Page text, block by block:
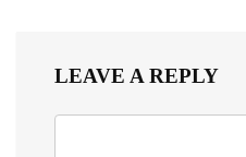
LEAVE A REPLY